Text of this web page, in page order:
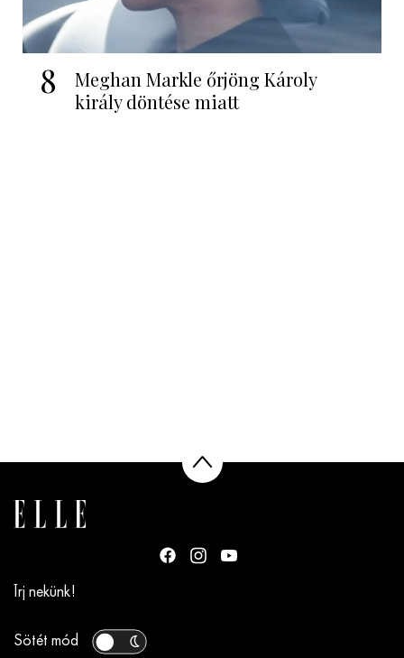
8
Meghan Markle őrjöng Károly
király döntése miatt
Írj nekünk!
Sötét mód